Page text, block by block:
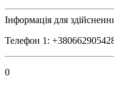
Інформація для
Телефон 1:
0